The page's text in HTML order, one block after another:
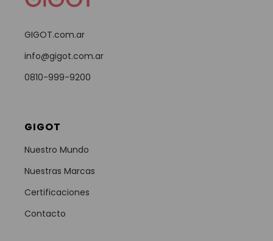
GIGOT.com.ar
info@gigot.com.ar
0810-999-9200
GIGOT
Nuestro Mundo
Nuestras Marcas
Certificaciones
Contacto